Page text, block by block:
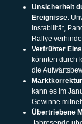
Unsicherheit
Ereignisse:
Instabilität,
Rallye
Verfrühter
könnten durch
die
kann es im
Gewinne
Übertriebene